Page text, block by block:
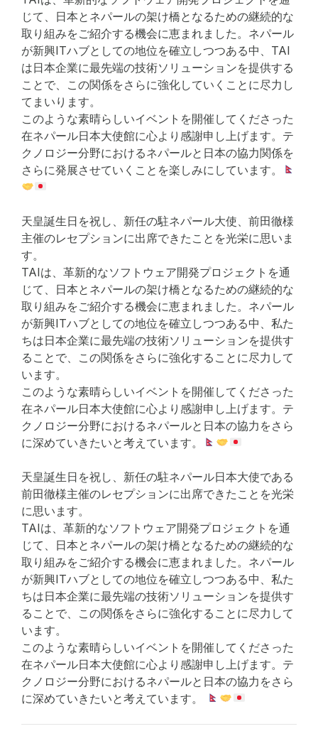
じて、日本とネパールの架け橋となるための継続的な
取り組みをご紹介する機会に恵まれました。ネパール
が新興ITハブとしての地位を確立しつつある中、TAI
は日本企業に最先端の技術ソリューションを提供する
ことで、この関係をさらに強化していくことに尽力し
てまいります。
このような素晴らしいイベントを開催してくださった
在ネパール日本大使館に心より感謝申し上げます。テ
クノロジー分野におけるネパールと日本の協力関係を
さらに発展させていくことを楽しみにしています。
天皇誕生日を祝し、新任の駐ネパール大使、前田徹様
主催のレセプションに出席できたことを光栄に思いま
す。
TAIは、革新的なソフトウェア開発プロジェクトを通
じて、日本とネパールの架け橋となるための継続的な
取り組みをご紹介する機会に恵まれました。ネパール
が新興ITハブとしての地位を確立しつつある中、私た
ちは日本企業に最先端の技術ソリューションを提供す
ることで、この関係をさらに強化することに尽力して
います。
このような素晴らしいイベントを開催してくださった
在ネパール日本大使館に心より感謝申し上げます。テ
クノロジー分野におけるネパールと日本の協力をさら
に深めていきたいと考えています。
天皇誕生日を祝し、新任の駐ネパール日本大使である
前田徹様主催のレセプションに出席できたことを光栄
に思います。
TAIは、革新的なソフトウェア開発プロジェクトを通
じて、日本とネパールの架け橋となるための継続的な
取り組みをご紹介する機会に恵まれました。ネパール
が新興ITハブとしての地位を確立しつつある中、私た
ちは日本企業に最先端の技術ソリューションを提供す
ることで、この関係をさらに強化することに尽力して
います。
このような素晴らしいイベントを開催してくださった
在ネパール日本大使館に心より感謝申し上げます。テ
クノロジー分野におけるネパールと日本の協力をさら
に深めていきたいと考えています。